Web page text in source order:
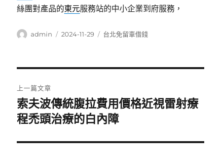
絲團對產品的東元服務站的中小企業到府服務，
作
admin
發
2024-11-29
分
台北免留車借錢
章
導
覽
上一篇文章
上
一
文
索夫波傳統腹拉費用價格近視雷射療
程禿頭治療的白內障